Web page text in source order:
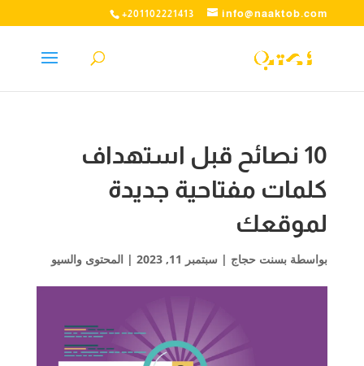
+201102221413 info@naaktob.com
10 نصائح قبل استهداف
كلمات مفتاحية جديدة
لموقعك
بواسطة بسنت حجاج | سبتمبر 11, 2023 | المحتوى والسيو